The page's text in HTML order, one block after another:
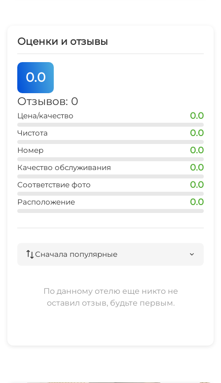
вершины Главного Кавказского Хребта
▫️Для проведения времени на воздухе, на
территории участка организована костровая и
мангальная зона, а также имеется бесплатное
Аренда снегоходов и квадроциклов
Оценки и отзывы
0.0
Отзывов: 0
Цена/качество 0.0
Чистота 0.0
Номер 0.0
Качество обслуживания 0.0
Соответствие фото 0.0
Расположение 0.0
Сначала популярные
По данному отелю еще никто не
оставил отзыв, будьте первым.